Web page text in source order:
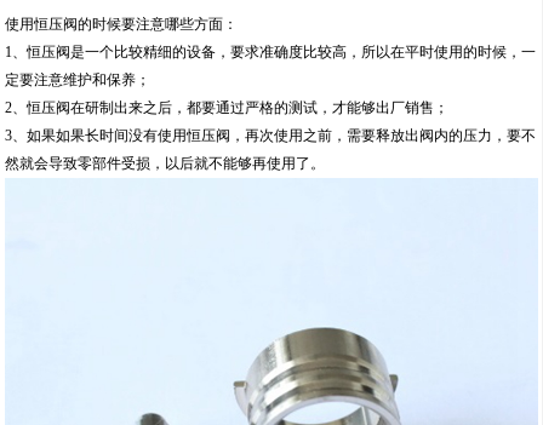
使用恒压阀的时候要注意哪些方面：
1、恒压阀是一个比较精细的设备，要求准确度比较高，所以在平时使用的时候，一
定要注意维护和保养；
2、恒压阀在研制出来之后，都要通过严格的测试，才能够出厂销售；
3、如果如果长时间没有使用恒压阀，再次使用之前，需要释放出阀内的压力，要不
然就会导致零部件受损，以后就不能够再使用了。